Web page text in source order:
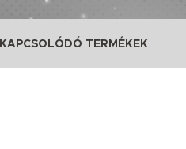
KAPCSOLÓDÓ TERMÉKEK